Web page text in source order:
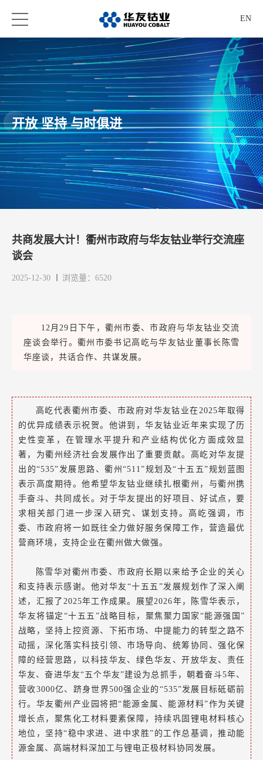
EN
开放 坚持 与时俱进
共商发展大计！衢州市政府与华友钴业举行交流座
谈会
2025-12-30 浏览量：6520
12月29日下午，衢州市委、市政府与华友钴业交流
座谈会举行。衢州市委书记高屹与华友钴业董事长陈雪
华座谈，共话合作、共谋发展。
高屹代表衢州市委、市政府对华友钴业在2025年取得
的优异成绩表示祝贺。他讲到，华友钴业近年来实现了历
史性变革，在管理水平提升和产业结构优化方面成效显
著，为衢州经济社会发展作出了重要贡献。高屹对华友提
出的“535”发展思路、衢州“511”规划及“十五五”规划蓝图
表示高度期待。他希望华友钴业继续扎根衢州，与衢州携
手奋斗、共同成长。对于华友提出的好项目、好试点，要
求相关部门进一步深入研究、谋划支持。高屹强调，市
委、市政府将一如既往全力做好服务保障工作，营造最优
营商环境，支持企业在衢州做大做强。
陈雪华对衢州市委、市政府长期以来给予企业的关心
和支持表示感谢。他对华友“十五五”发展规划作了深入阐
述，汇报了2025年工作成果。展望2026年，陈雪华表示，
华友将锚定“十五五”战略目标，聚焦聚力国家“能源强国”
战略，坚持上控资源、下拓市场、中提能力的转型之路不
动摇，深化落实科技引领、市场导向、统筹协同、强化保
障的经营思路，以科技华友、绿色华友、开放华友、责任
华友、奋进华友“五个华友”建设为总抓手，朝着奋斗5年、
营收3000亿、跻身世界500强企业的“535”发展目标砥砺前
行。华友衢州产业园将把“能源金属、能源材料”作为关键
增长点，聚焦化工材料要素保障，持续巩固锂电材料核心
地位，坚持“稳中求进、进中求胜”的工作总基调，推动能
源金属、高端材料深加工与锂电正极材料协同发展。